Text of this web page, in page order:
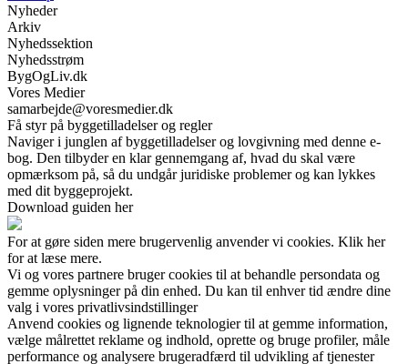
Nyheder
Arkiv
Nyhedssektion
Nyhedsstrøm
BygOgLiv.dk
Vores Medier
samarbejde@voresmedier.dk
Få styr på byggetilladelser og regler
Naviger i junglen af byggetilladelser og lovgivning med denne e-
bog. Den tilbyder en klar gennemgang af, hvad du skal være
opmærksom på, så du undgår juridiske problemer og kan lykkes
med dit byggeprojekt.
Download guiden her
For at gøre siden mere brugervenlig anvender vi cookies. Klik her
for at læse mere.
Vi og vores partnere bruger cookies til at behandle persondata og
gemme oplysninger på din enhed. Du kan til enhver tid ændre dine
valg i vores privatlivsindstillinger
Anvend cookies og lignende teknologier til at gemme information,
vælge målrettet reklame og indhold, oprette og bruge profiler, måle
performance og analysere brugeradfærd til udvikling af tjenester